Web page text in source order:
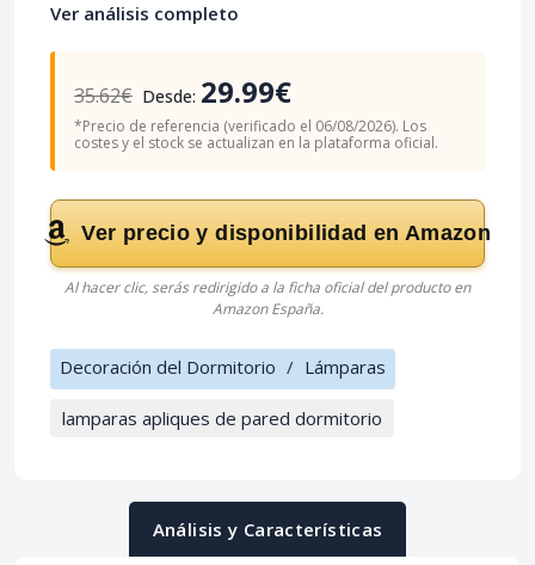
Ver análisis completo
35.62€ Desde: 29.99€
*Precio de referencia (verificado el 06/08/2026). Los
costes y el stock se actualizan en la plataforma oficial.
Ver precio y disponibilidad en Amazon
Al hacer clic, serás redirigido a la ficha oficial del producto en
Amazon España.
Decoración del Dormitorio / Lámparas
lamparas apliques de pared dormitorio
Análisis y Características